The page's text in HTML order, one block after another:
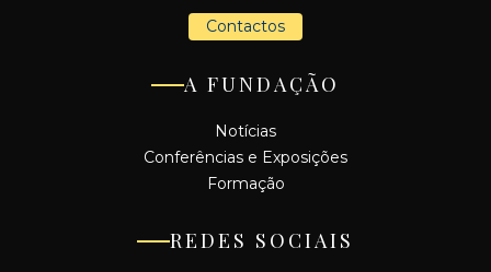
Contactos
A FUNDAÇÃO
Notícias
Conferências e Exposições
Formação
REDES SOCIAIS